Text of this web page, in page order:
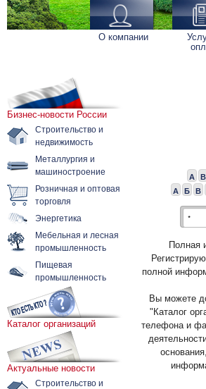
О компании
Бизнес-новости России
Строительство и
недвижимость
Металлургия и
машиностроение
Розничная и оптовая
торговля
Энергетика
Мебельная и лесная
промышленность
Пищевая
промышленность
Каталог организаций
Актуальные новости
Строительство и
A B
А
Б В
Полная
полной
Вы можете
"Каталог
телефона и